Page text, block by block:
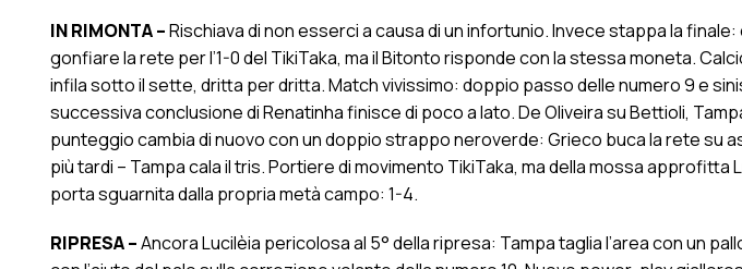
IN RIMONTA –Rischiava di non esserci a causa di un infortunio. Invece stappa la finale:
gonfiare la rete per l’1-0 del TikiTaka, ma il Bitonto risponde con la stessa moneta.
infila sotto il sette, dritta per dritta. Match vivissimo: doppio passo delle numero 9 e
successiva conclusione di Renatinha finisce di poco a lato. De Oliveira su Bettioli,
punteggio cambia di nuovo con un doppio strappo neroverde: Grieco buca la rete su
più tardi – Tampa cala il tris. Portiere di movimento TikiTaka, ma della mossa approfitta
porta sguarnita dalla propria metà campo: 1-4.
RIPRESA –Ancora Lucilèia pericolosa al 5° della ripresa: Tampa taglia l’area con un